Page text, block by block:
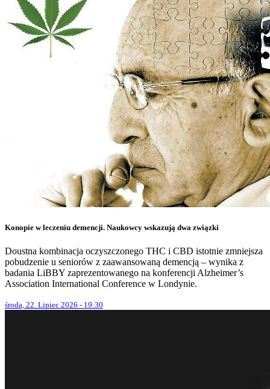
Konopie w leczeniu demencji. Naukowcy wskazują dwa związki
Doustna kombinacja oczyszczonego THC i CBD istotnie zmniejsza
pobudzenie u seniorów z zaawansowaną demencją – wynika z
badania LiBBY zaprezentowanego na konferencji Alzheimer’s
Association International Conference w Londynie.
środa, 22. Lipiec 2026 - 19:30